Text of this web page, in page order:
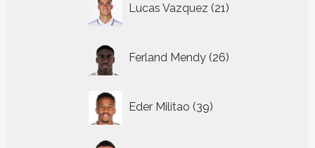
Lucas Vazquez 21
producten
Ferland Mendy 26
producten
Eder Militao 39
producten